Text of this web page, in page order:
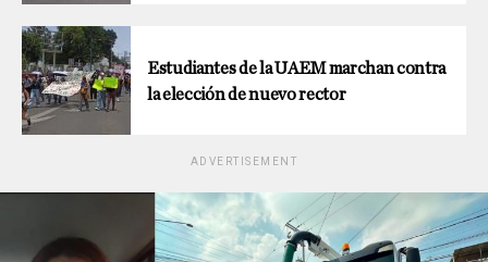
Estudiantes de la UAEM marchan contra
la elección de nuevo rector
ADVERTISEMENT